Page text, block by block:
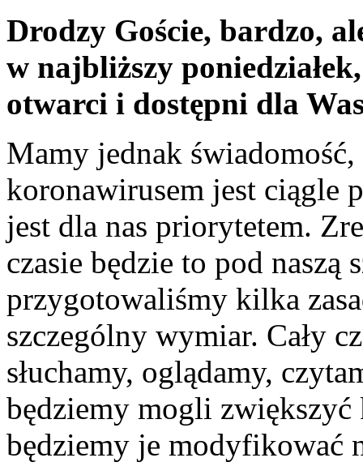
Drodzy Goście, bardzo,
w najbliższy
otwarci i dostępni dla
Mamy jednak
koronawirusem jest ciągle
jest dla nas priorytetem.
czasie będzie to pod naszą
przygotowaliśmy kilka
szczególny wymiar. Cały
słuchamy, oglądamy,
będziemy mogli
będziemy je modyfikować